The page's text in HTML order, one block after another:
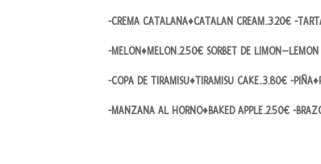
-CREMA CATALANA♦CATALAN CREAM..3.20€ -
-MELON♦MELON..2.50€ SORBET DE LIMON–LEMON
-COPA DE TIRAMISU♦TIRAMISU CAKE..3.80€ -
-MANZANA AL HORNO♦BAKED APPLE..2.50€ -